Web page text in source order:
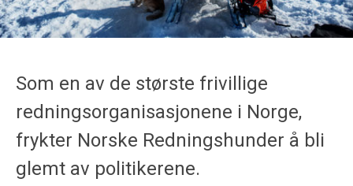
Som en av de største frivillige
redningsorganisasjonene i Norge,
frykter Norske Redningshunder å bli
glemt av politikerene.